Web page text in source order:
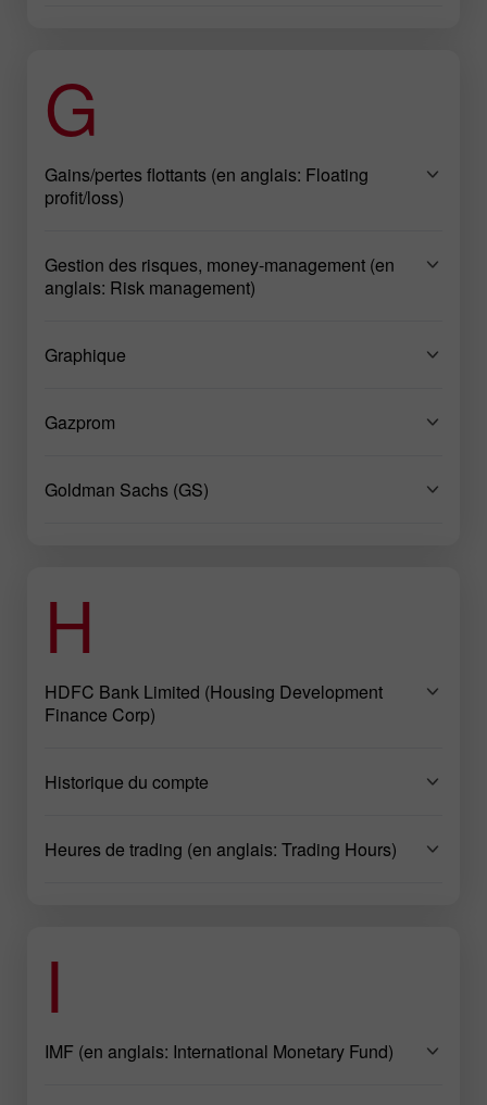
G
Gains/pertes flottants (en anglais: Floating
profit/loss)
Gestion des risques, money-management (en
anglais: Risk management)
Graphique
Gazprom
Goldman Sachs (GS)
H
HDFC Bank Limited (Housing Development
Finance Corp)
Historique du compte
Heures de trading (en anglais: Trading Hours)
I
IMF (en anglais: International Monetary Fund)